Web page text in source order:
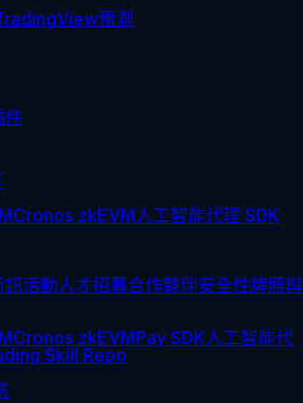
預測
件
Cronos zkEVM人工智能代理 SDK
訊活動人才招募合作夥伴安全性牌照與
Cronos zkEVMPay SDK人工智能代
Skill Repo